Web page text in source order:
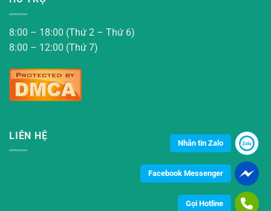
8:00 – 18:00 (Thứ 2 – Thứ 6)
8:00 – 12:00 (Thứ 7)
LIÊN HỆ
Nhắn tin Zalo
Facebook Messenger
Gọi Hotline